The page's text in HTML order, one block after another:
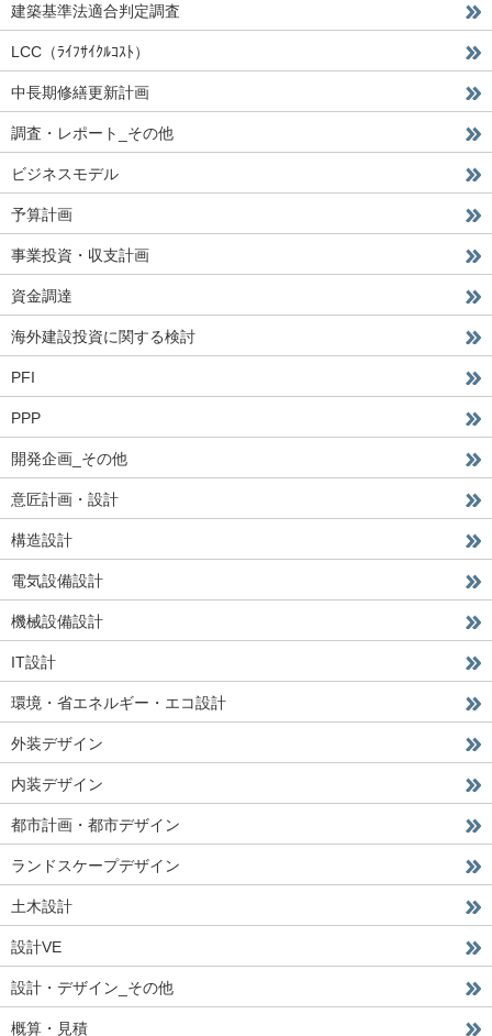
建築基準法適合判定調査
LCC（ﾗｲﾌｻｲｸﾙｺｽﾄ）
中長期修繕更新計画
調査・レポート_その他
ビジネスモデル
予算計画
事業投資・収支計画
資金調達
海外建設投資に関する検討
PFI
PPP
開発企画_その他
意匠計画・設計
構造設計
電気設備設計
機械設備設計
IT設計
環境・省エネルギー・エコ設計
外装デザイン
内装デザイン
都市計画・都市デザイン
ランドスケープデザイン
土木設計
設計VE
設計・デザイン_その他
概算・見積